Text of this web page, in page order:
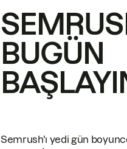
BUGÜN
Semrush'ı yedi gün